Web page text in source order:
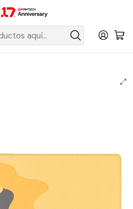
a todo Chile sobre $50.000 pesos.
Mouse y Acc. de mouse
Mousepad
Edición Limitada
Mousepad Deskmat Talla XL